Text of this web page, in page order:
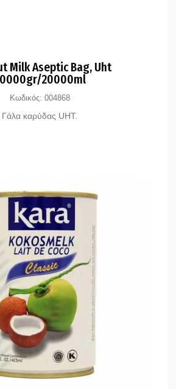
Milk Aseptic Bag, Uht
20000ml
Κωδικός: 004868
Γάλα καρύδας UHT.